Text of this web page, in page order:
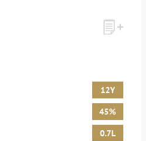
12Y
45%
0.7L